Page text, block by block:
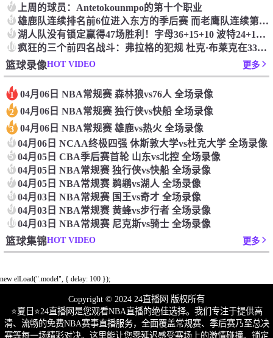
7 上周的球员：Antetokounmpo的第十个职业
8 雄鹿队连续排名前6位进入东方的季后赛 而老鹰队连续第四年在季后赛中踢球
9 湖人队没有锁定赢得47场胜利！字母36+15+10 波特24+12+8 42胜利以锁定季后赛
10 疯狂的三个前四名战斗：弗拉格的犯规 杜克·布莱克在33秒的惊喜中出现了
篮球录像HOT VIDEO 更多
1 04月06日 NBA常规赛 森林狼vs76人 全场录像
2 04月06日 NBA常规赛 独行侠vs快船 全场录像
3 04月06日 NBA常规赛 雄鹿vs热火 全场录像
4 04月06日 NCAA终极四强 休斯敦大学vs杜克大学 全场录像
5 04月05日 CBA季后赛首轮 山东vs北控 全场录像
6 04月05日 NBA常规赛 独行侠vs快船 全场录像
7 04月05日 NBA常规赛 鹈鹕vs湖人 全场录像
8 04月03日 NBA常规赛 国王vs奇才 全场录像
9 04月03日 NBA常规赛 黄蜂vs步行者 全场录像
1004月03日 NBA常规赛 尼克斯vs骑士 全场录像
篮球集锦HOT VIDEO 更多
new elLoad(".model", { delay: 100 });
Copyright © 2024 24直播网 版权所有
⭐️夏日⭐24直播网是您观看NBA直播的绝佳选择。我们专注于提供高
清、流畅的免费NBA赛事直播服务，全面覆盖常规赛、季后赛乃至总决
赛等每一场精彩对决。这里能让您零延迟感受赛场上的激情碰撞。锁定